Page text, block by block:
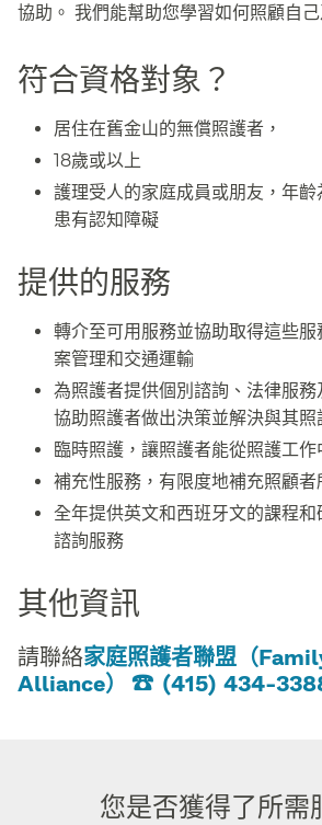
協助。 我們能幫助您學習如何照顧自己
符合資格對象？​​
居住在舊金山的無償照護者，​​
18歲或以上​​
護理受人的家庭成員或朋友，年
患有認知障礙​​
提供的服務​​
轉介至可用服務並協助取得這些服
案管理和交通運輸​​
為照護者提供個別諮詢、法律服
協助照護者做出決策並解決與其
臨時照護，讓照護者能從照護工作
補充性服務，有限度地補充照顧
全年提供英文和西班牙文的課程
諮詢服務​​
其他資訊​​
請聯絡家庭照護者聯盟（
Alliance）
(415) 434-
您是否獲得了所需